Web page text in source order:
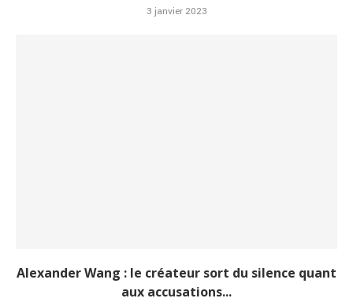
3 janvier 2023
Alexander Wang : le créateur sort du silence quant
aux accusations...